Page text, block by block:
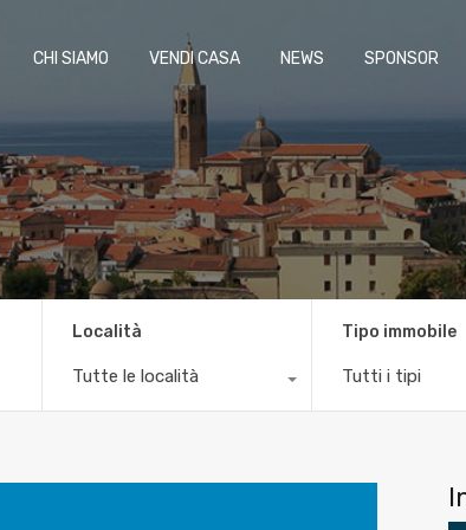
CHI SIAMO VENDI CASA NEWS SPONSOR
Località
Tutte le località
Tipo immobile
Tutti i tipi